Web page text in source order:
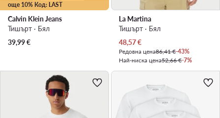
още 10% Код: LAST
Calvin Klein Jeans
Тишърт · Бял
39,99€
La Martina
Тишърт · Бял
Актуална цена
48,57€
Редовна цена86,41 €-43%
Най-ниска цена52,66 €-7%